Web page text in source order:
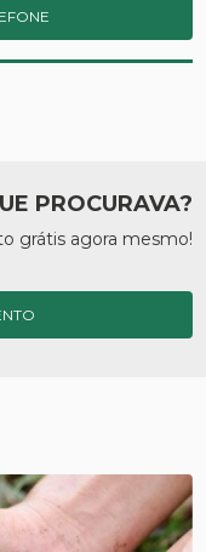
PROCURAVA?
grátis agora mesmo!